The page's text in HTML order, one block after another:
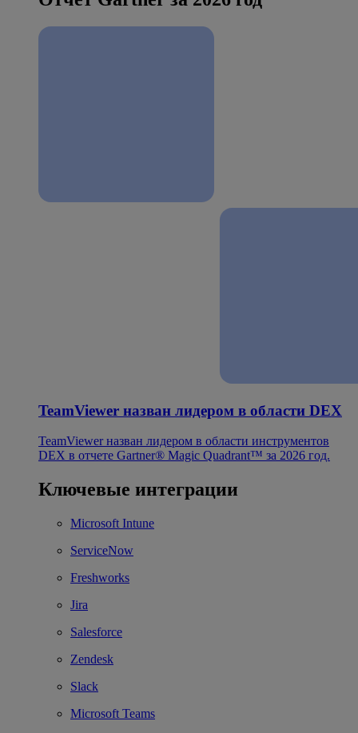
TeamViewer назван лидером в области DEX
TeamViewer назван лидером в области инструментов
DEX в отчете Gartner® Magic Quadrant™ за 2026 год.
Ключевые интеграции
Microsoft Intune
ServiceNow
Freshworks
Jira
Salesforce
Zendesk
Slack
Microsoft Teams